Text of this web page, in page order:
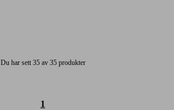
Du har sett 35 av 35 produkter
1